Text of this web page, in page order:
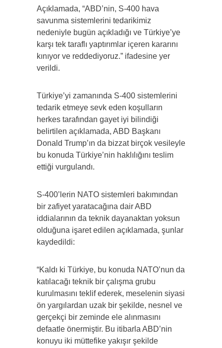
Açıklamada, “ABD’nin, S-400 hava
savunma sistemlerini tedarikimiz
nedeniyle bugün açıkladığı ve Türkiye’ye
karşı tek taraflı yaptırımlar içeren kararını
kınıyor ve reddediyoruz.” ifadesine yer
verildi.
Türkiye’yi zamanında S-400 sistemlerini
tedarik etmeye sevk eden koşulların
herkes tarafından gayet iyi bilindiği
belirtilen açıklamada, ABD Başkanı
Donald Trump’ın da bizzat birçok vesileyle
bu konuda Türkiye’nin haklılığını teslim
ettiği vurgulandı.
S-400’lerin NATO sistemleri bakımından
bir zafiyet yaratacağına dair ABD
iddialarının da teknik dayanaktan yoksun
olduğuna işaret edilen açıklamada, şunlar
kaydedildi:
“Kaldı ki Türkiye, bu konuda NATO’nun da
katılacağı teknik bir çalışma grubu
kurulmasını teklif ederek, meselenin siyasi
ön yargılardan uzak bir şekilde, nesnel ve
gerçekçi bir zeminde ele alınmasını
defaatle önermiştir. Bu itibarla ABD’nin
konuyu iki müttefike yakışır şekilde